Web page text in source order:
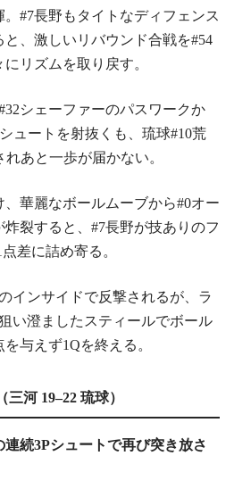
#7長野もタイトなディフェンス
、激しいリバウンド合戦を#54
リズムを取り戻す。
シェーファーのパスワークか
ュートを射抜くも、琉球#10荒
あと一歩が届かない。
華麗なボールムーブから#0オー
裂すると、#7長野が技ありのフ
差に詰め寄る。
インサイドで反撃されるが、ラ
い澄ましたスティールでボール
与えず1Qを終える。
河 19–22 琉球）
続3Pシュートで再び突き放さ